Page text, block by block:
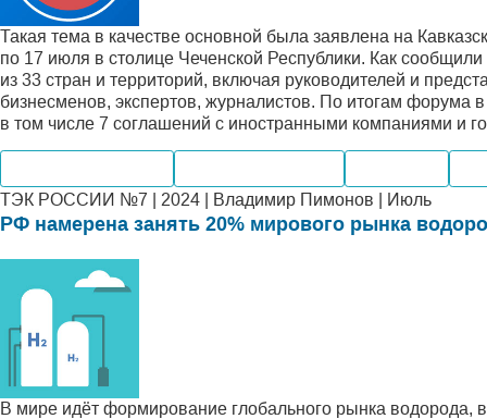
Такая тема в качестве основной была заявлена на
по 17 июля в столице Чеченской Республики. Как
из 33 стран и территорий, включая руководителей и
бизнесменов, экспертов, журналистов. По итогам
в том числе 7 соглашений с иностранными компаниями и
ТЭК РОССИИ №7 | 2024 | Владимир Пимонов | Июль
РФ намерена занять 20% мирового рынка
В мире идёт формирование глобального рынка водорода,